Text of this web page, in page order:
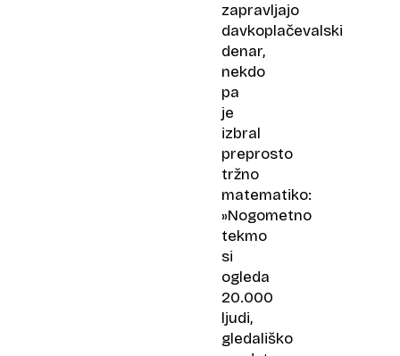
zapravljajo
davkoplačevalski
denar,
nekdo
pa
je
izbral
preprosto
tržno
matematiko:
»Nogometno
tekmo
si
ogleda
20.000
ljudi,
gledališko